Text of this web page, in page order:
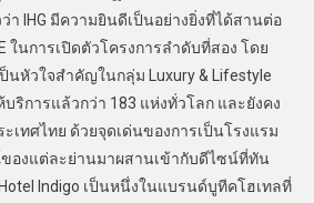
า IHG มีความยินดีเป็นอย่างยิ่งที่ได้สานต่อ
ในการเปิดตัวโครงการลำดับที่สอง โดย
นหัวใจสำคัญในกลุ่ม Luxury & Lifestyle
บริการแล้วกว่า 183 แห่งทั่วโลก และยังคง
ะเทศไทย ด้วยจุดเด่นของการเป็นโรงแรม
องแต่ละย่านมาผสานเข้ากับดีไซน์ที่ทัน
Indigo เป็นหนึ่งในแบรนด์บูทีคโฮเทลที่